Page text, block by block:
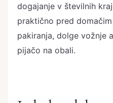
dogajanje v številnih
praktično pred
pakiranja, dolge vožnje
pijačo na obali.